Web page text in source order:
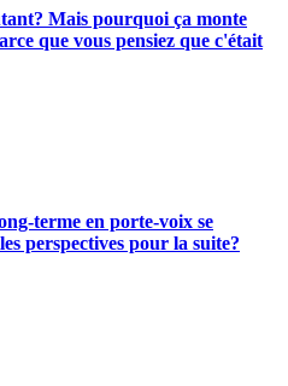
Mais pourquoi ça monte
que vous pensiez que c'était
terme en porte-voix se
perspectives pour la suite?